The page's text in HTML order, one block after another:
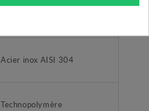
Acier inox AISI 304
Technopolymère